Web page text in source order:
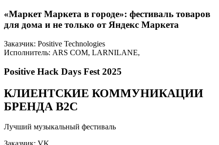
«Маркет Маркета в городе»: фестиваль товаров
для дома и не только от Яндекс Маркета
Заказчик: Positive Technologies
Исполнитель: ARS COM, LARNILANE,
Positive Hack Days Fest 2025
КЛИЕНТСКИЕ КОММУНИКАЦИИ
БРЕНДА B2C
Лучший музыкальный фестиваль